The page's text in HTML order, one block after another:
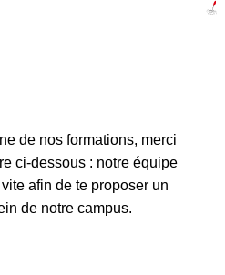
ligne : rejoins-
de nos formations, merci
ci-dessous : notre équipe
afin de te proposer un
de notre campus.